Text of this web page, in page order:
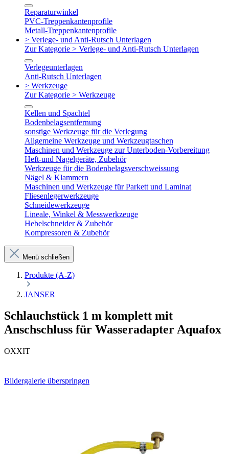
Reparaturwinkel
PVC-Treppenkantenprofile
Metall-Treppenkantenprofile
> Verlege- und Anti-Rutsch Unterlagen
Zur Kategorie > Verlege- und Anti-Rutsch Unterlagen
Verlegeunterlagen
Anti-Rutsch Unterlagen
> Werkzeuge
Zur Kategorie > Werkzeuge
Kellen und Spachtel
Bodenbelagsentfernung
sonstige Werkzeuge für die Verlegung
Allgemeine Werkzeuge und Werkzeugtaschen
Maschinen und Werkzeuge zur Unterboden-Vorbereitung
Heft-und Nagelgeräte, Zubehör
Werkzeuge für die Bodenbelagsverschweissung
Nägel & Klammern
Maschinen und Werkzeuge für Parkett und Laminat
Fliesenlegerwerkzeuge
Schneidewerkzeuge
Lineale, Winkel & Messwerkzeuge
Hebelschneider & Zubehör
Kompressoren & Zubehör
Menü schließen
Produkte (A-Z)
JANSER
Schlauchstück 1 m komplett mit
Anschschluss für Wasseradapter Aquafox
OXXIT
Bildergalerie überspringen